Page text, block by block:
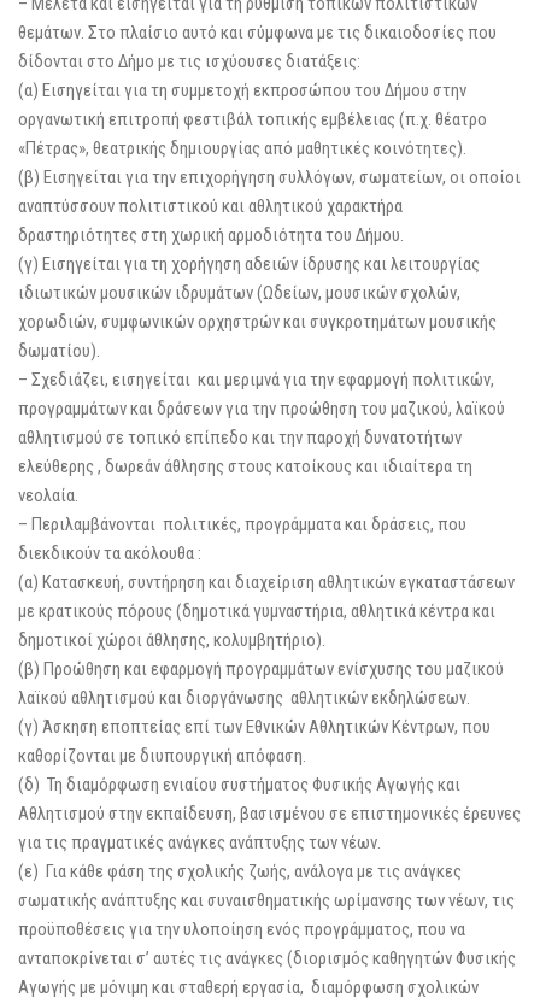
θεμάτων. Στο πλαίσιο αυτό και σύμφωνα με τις δικαιοδοσίες που
δίδονται στο Δήμο με τις ισχύουσες διατάξεις:
(α) Εισηγείται για τη συμμετοχή εκπροσώπου του Δήμου στην
οργανωτική επιτροπή φεστιβάλ τοπικής εμβέλειας (π.χ. θέατρο
«Πέτρας», θεατρικής δημιουργίας από μαθητικές κοινότητες).
(β) Εισηγείται για την επιχορήγηση συλλόγων, σωματείων, οι οποίοι
αναπτύσσουν πολιτιστικού και αθλητικού χαρακτήρα
δραστηριότητες στη χωρική αρμοδιότητα του Δήμου.
(γ) Εισηγείται για τη χορήγηση αδειών ίδρυσης και λειτουργίας
ιδιωτικών μουσικών ιδρυμάτων (Ωδείων, μουσικών σχολών,
χορωδιών, συμφωνικών ορχηστρών και συγκροτημάτων μουσικής
δωματίου).
– Σχεδιάζει, εισηγείται και μεριμνά για την εφαρμογή πολιτικών,
προγραμμάτων και δράσεων για την προώθηση του μαζικού, λαϊκού
αθλητισμού σε τοπικό επίπεδο και την παροχή δυνατοτήτων
ελεύθερης , δωρεάν άθλησης στους κατοίκους και ιδιαίτερα τη
νεολαία.
– Περιλαμβάνονται πολιτικές, προγράμματα και δράσεις, που
διεκδικούν τα ακόλουθα :
(α) Κατασκευή, συντήρηση και διαχείριση αθλητικών εγκαταστάσεων
με κρατικούς πόρους (δημοτικά γυμναστήρια, αθλητικά κέντρα και
δημοτικοί χώροι άθλησης, κολυμβητήριο).
(β) Προώθηση και εφαρμογή προγραμμάτων ενίσχυσης του μαζικού
λαϊκού αθλητισμού και διοργάνωσης αθλητικών εκδηλώσεων.
(γ) Άσκηση εποπτείας επί των Εθνικών Αθλητικών Κέντρων, που
καθορίζονται με διυπουργική απόφαση.
(δ) Τη διαμόρφωση ενιαίου συστήματος Φυσικής Αγωγής και
Αθλητισμού στην εκπαίδευση, βασισμένου σε επιστημονικές έρευνες
για τις πραγματικές ανάγκες ανάπτυξης των νέων.
(ε) Για κάθε φάση της σχολικής ζωής, ανάλογα με τις ανάγκες
σωματικής ανάπτυξης και συναισθηματικής ωρίμανσης των νέων, τις
προϋποθέσεις για την υλοποίηση ενός προγράμματος, που να
ανταποκρίνεται σ’ αυτές τις ανάγκες (διορισμός καθηγητών Φυσικής
Αγωγής με μόνιμη και σταθερή εργασία, διαμόρφωση σχολικών